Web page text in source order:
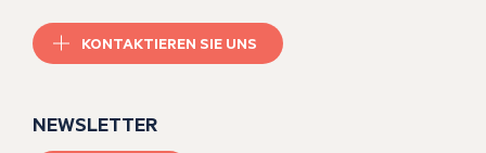
KONTAKTIEREN SIE UNS
NEWSLETTER